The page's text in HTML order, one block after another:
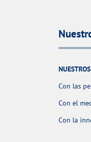
Con las
Con el
Con la